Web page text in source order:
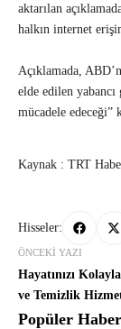
aktarılan
halkın internet
Açıklamada,
elde edilen
mücadele edeceği”
Kaynak : TRT
Hisseler:
ÖNCEKI YAZI
Hayatınızı
ve Temizlik
Popüler